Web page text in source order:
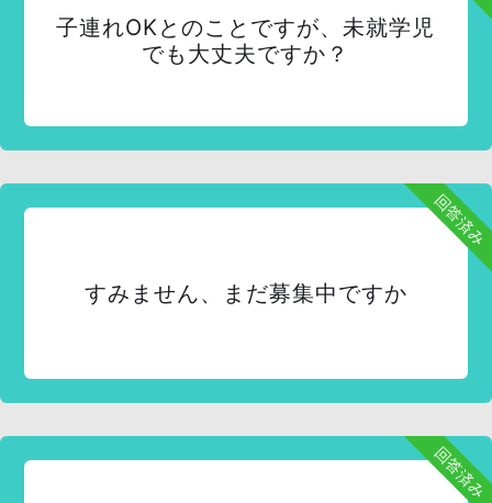
子連れOKとのことですが、未就学児
でも大丈夫ですか？
回答済み
すみません、まだ募集中ですか
回答済み